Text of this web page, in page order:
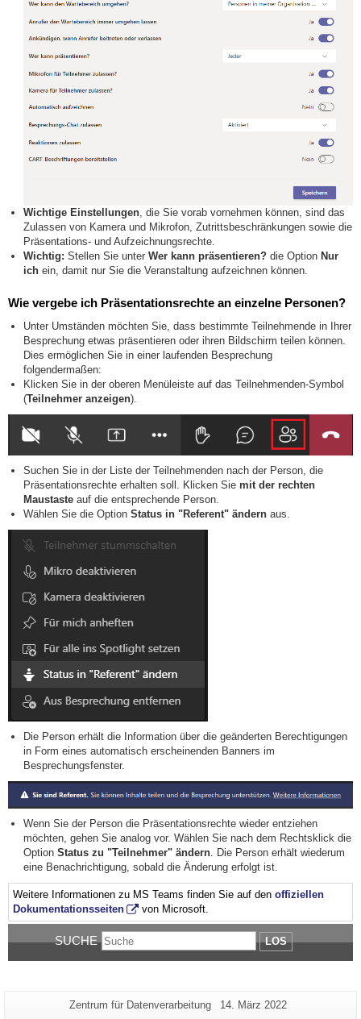
Wichtige Einstellungen, die Sie vorab vornehmen können, sind das
Zulassen von Kamera und Mikrofon, Zutrittsbeschränkungen sowie die
Präsentations- und Aufzeichnungsrechte.
Wichtig: Stellen Sie unterWer kann präsentieren? die Option Nur
ich ein, damit nur Sie die Veranstaltung aufzeichnen können.
Wie vergebe ich Präsentationsrechte an einzelne Personen?
Unter Umständen möchten Sie, dass bestimmte Teilnehmende in Ihrer
Besprechung etwas präsentieren oder ihren Bildschirm teilen können.
Dies ermöglichen Sie in einer laufenden Besprechung
folgendermaßen:
Klicken Sie in der oberen Menüleiste auf das Teilnehmenden-Symbol
(Teilnehmer anzeigen).
Suchen Sie in der Liste der Teilnehmenden nach der Person, die
Präsentationsrechte erhalten soll. Klicken Siemit der rechten
Maustaste auf die entsprechende Person.
Wählen Sie die OptionStatus in "Referent" ändernaus.
Die Person erhält die Information über die geänderten Berechtigungen
in Form eines automatisch erscheinenden Banners im
Besprechungsfenster.
Wenn Sie der Person die Präsentationsrechte wieder entziehen
möchten, gehen Sie analog vor. Wählen Sie nach dem Rechtsklick die
OptionStatus zu "Teilnehmer" ändern. Die Person erhält wiederum
eine Benachrichtigung, sobald die Änderung erfolgt ist.
Weitere Informationen zu MS Teams finden Sie auf denoffiziellen
Dokumentationsseiten
von Microsoft.
SUCHE LOS
Zusätzliche
Seiten-
Zentrum für Datenverarbeitung
Letzte
14. März 2022